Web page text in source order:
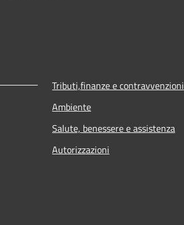
Tributi,finanze e contravvenzioni
Ambiente
Salute, benessere e assistenza
Autorizzazioni